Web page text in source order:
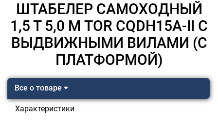
ШТАБЕЛЕР САМОХОДНЫЙ
1,5 Т 5,0 М TOR CQDH15A-II С
ВЫДВИЖНЫМИ ВИЛАМИ (С
ПЛАТФОРМОЙ)
Все о товаре
Характеристики